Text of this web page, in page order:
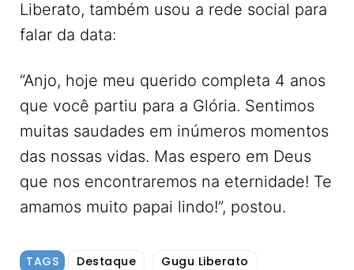
Liberato, também usou a rede social para
falar da data:
“Anjo, hoje meu querido completa 4 anos
que você partiu para a Glória. Sentimos
muitas saudades em inúmeros momentos
das nossas vidas. Mas espero em Deus
que nos encontraremos na eternidade! Te
amamos muito papai lindo!”, postou.
TAGS Destaque Gugu Liberato